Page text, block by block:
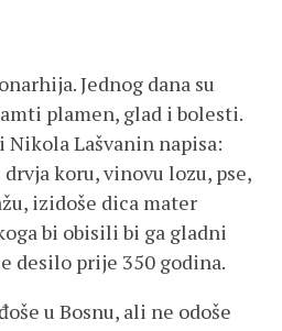
Jednog dana su
plamen, glad i bolesti.
Nikola Lašvanin napisa:
koru, vinovu lozu, pse,
izidoše dica mater
bi obisili bi ga gladni
desilo prije 350 godina.
u Bosnu, ali ne odoše